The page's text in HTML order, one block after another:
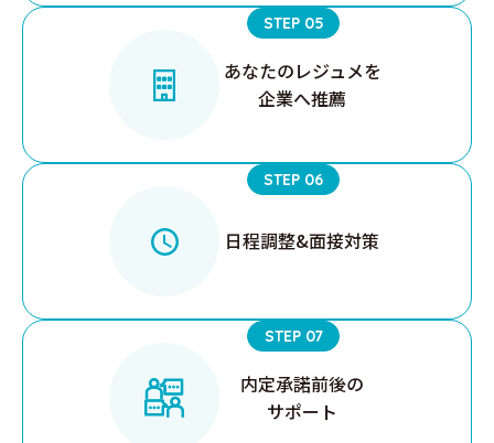
STEP 05
あなたのレジュメを
企業へ推薦
STEP 06
日程調整&面接対策
STEP 07
内定承諾前後の
サポート